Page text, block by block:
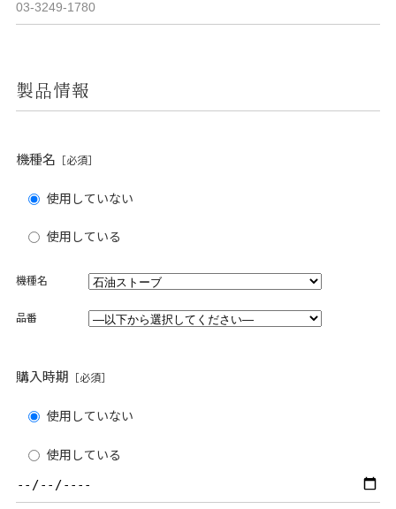
製品情報
機種名 ［必須］
使用していない
使用している
機種名
品番
購入時期 ［必須］
使用していない
使用している